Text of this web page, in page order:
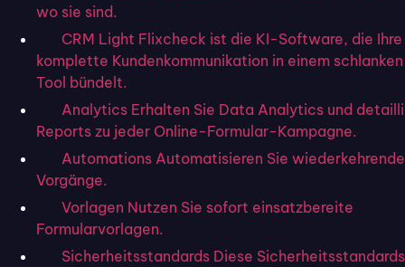
wo sie sind.
CRM Light Flixcheck ist die KI-Software, die Ihre
komplette Kundenkommunikation in einem schlanken
Tool bündelt.
Analytics Erhalten Sie Data Analytics und
Reports zu jeder Online-Formular-Kampagne.
Automations Automatisieren Sie wiederkehrende
Vorgänge.
Vorlagen Nutzen Sie sofort einsatzbereite
Formularvorlagen.
Sicherheitsstandards Diese Sicherheitsstandards
Helpdesk-Software ist ein integraler Bestandteil vieler
Ticketsysteme und bietet eine zentrale Schnittstelle,
durch die Support-Mitarbeiter:innen auf eingehende
Anfragen zugreifen
Plattformen vereinfachen die Kommunikation zwischen
Kund:innen und dem Unternehmen, und verbessern mittels
Strukturierung und Automatisierung der Prozesse auch
die Wirksamkeit des gesamten Kundensupports.
Zu den weiteren Begriffen, die synonym und in diesem
Kontext verwendet werden, gehörenIT-Support,